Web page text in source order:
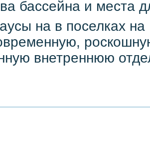
бассейна и места
на в поселках
внетреннюю